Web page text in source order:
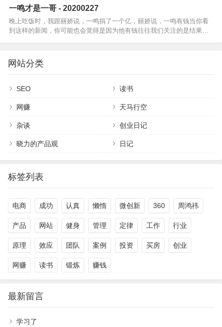
一鸣才是一哥 - 20200227
晚上吃饭时，我跟丽娇说，一鸣捐了一个亿，丽娇说，一鸣有钱当你看
到这样的新闻，你可能也会觉得是因为他有钱往往我们关注的是结果，
网站分类
SEO 读书
网赚 天马行空
杂谈 创业日记
晓力的产品观 日记
标签列表
电商 成功 认真 懒惰 微创新 360 周鸿祎
产品 网站 健身 管理 定律 工作 行业
原理 效应 团队 案例 投资 买房 创业
网赚 读书 锻炼 赚钱
最新留言
学习了